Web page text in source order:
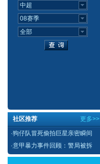
更多>>
社区推荐
·狗仔队冒死偷拍巨星亲密瞬间
·意甲暴力事件回顾：警局被拆